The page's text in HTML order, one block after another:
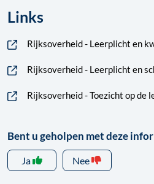
Links
Rijksoverheid - Leerplicht en
Rijksoverheid - Leerplicht en
Rijksoverheid - Toezicht op de
Bent u geholpen met deze
Ja Nee